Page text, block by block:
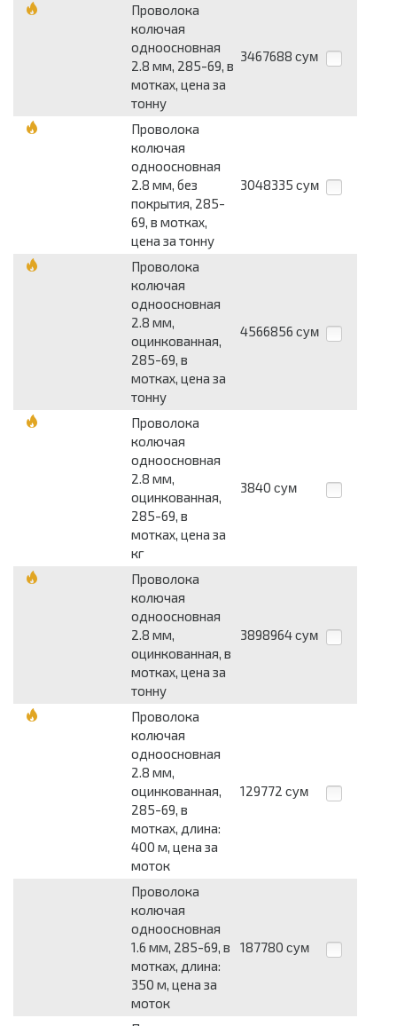
Проволока
колючая
одноосновная
2.8 мм, 285-69, в
мотках, цена за
тонну
3467688 сум
Проволока
колючая
одноосновная
2.8 мм, без
покрытия, 285-
69, в мотках,
цена за тонну
3048335 сум
Проволока
колючая
одноосновная
2.8 мм,
оцинкованная,
285-69, в
мотках, цена за
тонну
4566856 сум
Проволока
колючая
одноосновная
2.8 мм,
оцинкованная,
285-69, в
мотках, цена за
кг
3840 сум
Проволока
колючая
одноосновная
2.8 мм,
оцинкованная, в
мотках, цена за
тонну
3898964 сум
Проволока
колючая
одноосновная
2.8 мм,
оцинкованная,
285-69, в
мотках, длина:
400 м, цена за
моток
129772 сум
Проволока
колючая
одноосновная
1.6 мм, 285-69, в
мотках, длина:
350 м, цена за
моток
187780 сум